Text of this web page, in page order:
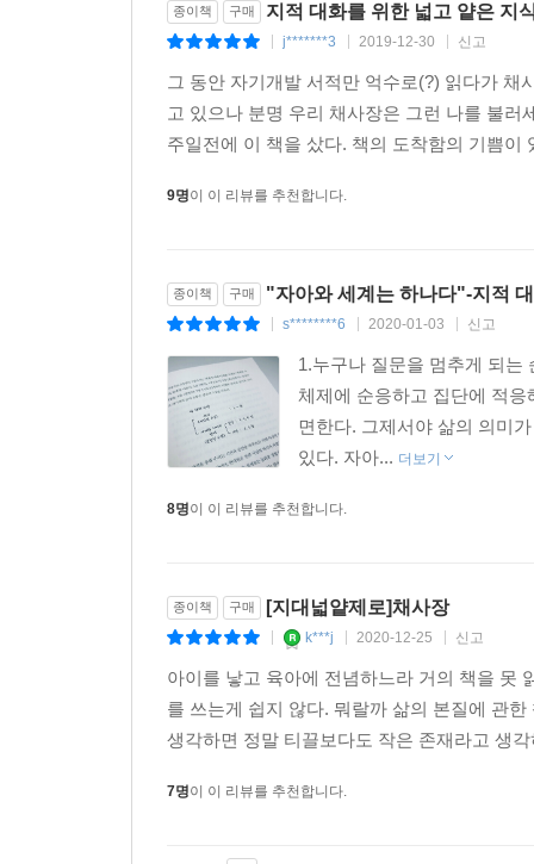
종이책 구매 지적 대화를 위한 넓고 얕은 지
j*******3 2019-12-30 신고
그 동안 자기개발 서적만 억수로(?) 읽다가
고 있으나 분명 우리 채사장은 그런 나를 불
주일전에 이 책을 샀다. 책의 도착함의 기쁨
9명이 이 리뷰를 추천합니다.
종이책 구매 "자아와 세계는 하나다"-지적
s********6 2020-01-03 신고
1.누구나 질문을 멈추게 되는
체제에 순응하고 집단에 적
면한다. 그제서야 삶의 의미
있다. 자아... 더보기
8명이 이 리뷰를 추천합니다.
종이책 구매 [지대넓얕제로]채사장
k***j 2020-12-25 신고
아이를 낳고 육아에 전념하느라 거의 책을 못
를 쓰는게 쉽지 않다. 뭐랄까 삶의 본질에 관
생각하면 정말 티끌보다도 작은 존재라고 생
7명이 이 리뷰를 추천합니다.